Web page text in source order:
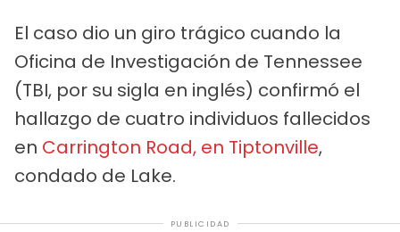
El caso dio un giro trágico cuando la
Oficina de Investigación de Tennessee
(TBI, por su sigla en inglés) confirmó el
hallazgo de cuatro individuos fallecidos
en Carrington Road, en Tiptonville,
condado de Lake.
PUBLICIDAD